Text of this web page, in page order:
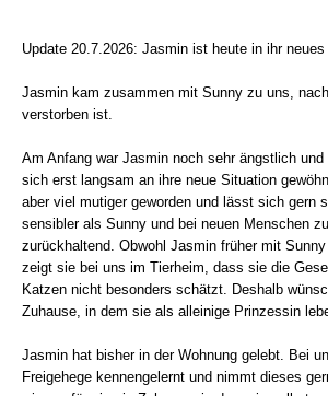
Update 20.7.2026: Jasmin ist heute in ihr
Jasmin kam zusammen mit Sunny zu uns,
verstorben ist.
Am Anfang war Jasmin noch sehr ängstlich
sich erst langsam an ihre neue Situation
aber viel mutiger geworden und lässt sich gern
sensibler als Sunny und bei neuen Menschen
zurückhaltend. Obwohl Jasmin früher mit
zeigt sie bei uns im Tierheim, dass sie die
Katzen nicht besonders schätzt. Deshalb
Zuhause, in dem sie als alleinige Prinzessin
Jasmin hat bisher in der Wohnung gelebt. Bei
Freigehege kennengelernt und nimmt dieses